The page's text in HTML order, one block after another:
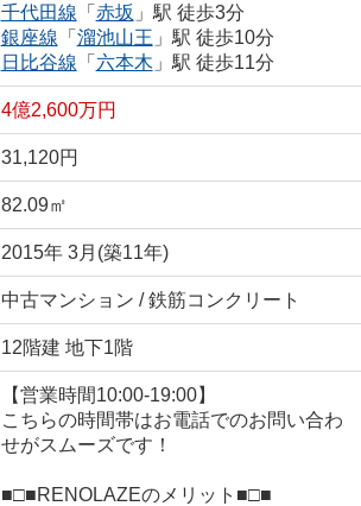
千代田線 「 赤坂 」駅 徒歩3分
銀座線 「 溜池山王 」駅 徒歩10分
日比谷線 「 六本木 」駅 徒歩11分
4億2,600万円
31,120円
82.09㎡
2015年 3月(築11年)
中古マンション / 鉄筋コンクリート
12階建 地下1階
【営業時間10:00-19:00】
こちらの時間帯はお電話でのお問い合わ
せがスムーズです！
■□■RENOLAZEのメリット■□■